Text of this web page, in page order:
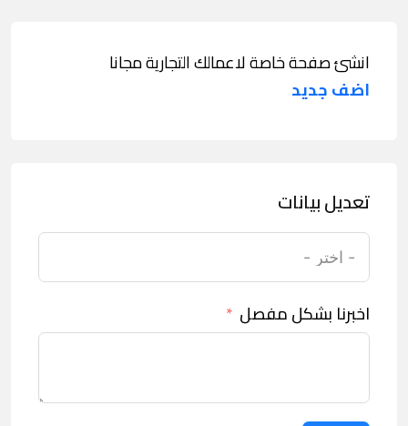
انشئ صفحة خاصة لاعمالك التجارية مجانا
اضف جديد
تعديل بيانات
اخبرنا بشكل مفصل